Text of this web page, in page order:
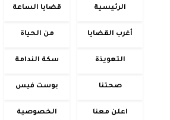
الرئيسية قضايا الساعة
أغرب القضايا من الحياة
التعويذة سكة الندامة
صحتنا بوست فيس
اعلن معنا الخصوصية